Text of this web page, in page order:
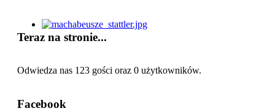
Teraz na stronie...
Odwiedza nas 123 gości oraz 0 użytkowników.
Facebook